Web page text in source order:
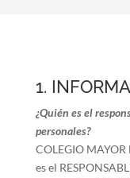
1.
¿Quién es el
personales?
COLEGIO MAYOR
es el